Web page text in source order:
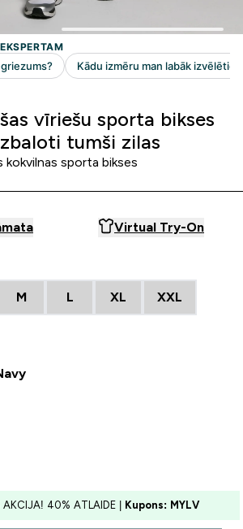
vīriešu sporta bikses
tumši zilas
kokvilnas sporta bikses
Virtual Try-On
M L XL XXL
AKCIJA! 40% ATLAIDE | Kupons: MYLV